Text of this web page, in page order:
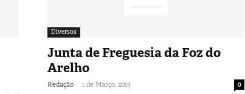
Diversos
Junta de Freguesia da Foz do
Arelho
Redação - 1 de Março, 2019 0